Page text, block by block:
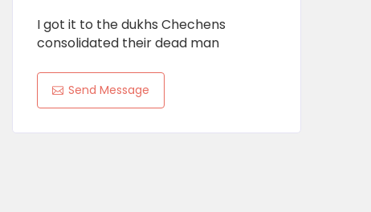
I got it to the dukhs Chechens
consolidated their dead man
Send Message